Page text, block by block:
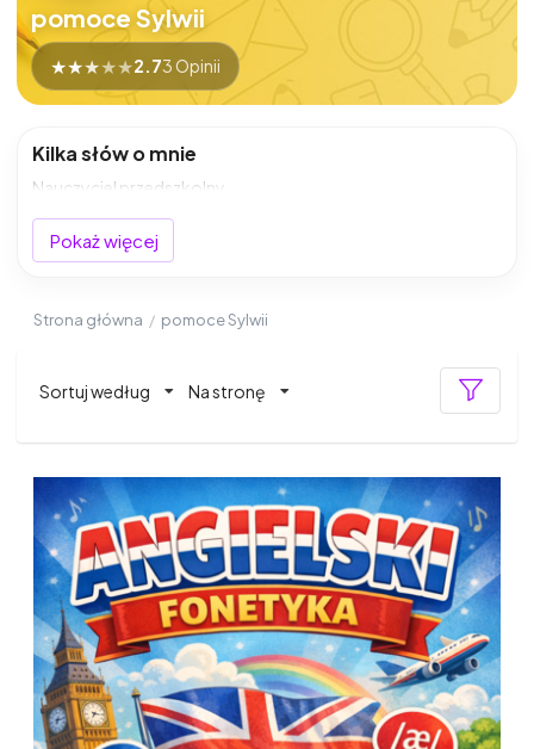
pomoce Sylwii
★★★★★2.73 Opinii
Kilka słów o mnie
Nauczyciel przedszkolny
Pokaż więcej
Strona główna / pomoce Sylwii
Sortuj według Na stronę